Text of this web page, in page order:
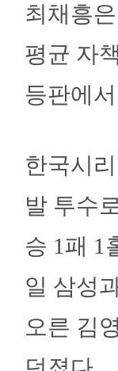
최채흥
평균 자
등판에
한국시
발 투수
승 1패 1
일 삼성
오른 김